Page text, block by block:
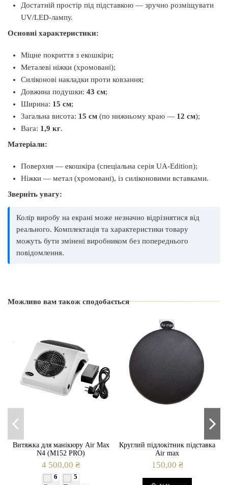
Достатній простір під підставкою — зручно розміщувати
UV/LED-лампу.
Основні характеристики:
Міцне покриття з екошкіри;
Металеві ніжки (хромовані);
Силіконові накладки проти ковзання;
Довжина подушки: 43 см;
Ширина: 15 см;
Загальна висота: 15 см (по нижньому краю — 12 см);
Вага: 1,9 кг.
Матеріали:
Поверхня — екошкіра (спеціальна серія UA-Edition);
Ніжки — метал (хромовані), із силіконовими вставками.
Зверніть увагу:
Колір виробу на екрані може незначно відрізнятися від
реального. Комплектація та характеристики товару
можуть бути змінені виробником без попереднього
повідомлення.
Країна виробник Україна
Можливо вам також сподобається
Витяжка для манікюру Air Max
N4 (M152 PRO)
4 500,00 ₴
6 5
Круглий підлокітник підставка
Air max
150,00 ₴